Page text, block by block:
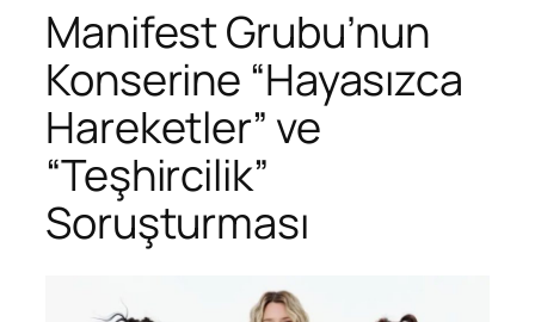
Manifest Grubu’nun
Konserine “Hayasızca
Hareketler” ve
“Teşhircilik”
Soruşturması